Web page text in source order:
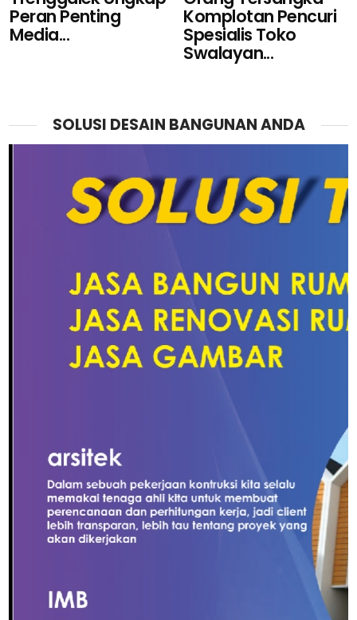
Peran Penting
Media...
Komplotan Pencuri
Spesialis Toko
Swalayan...
SOLUSI DESAIN BANGUNAN ANDA